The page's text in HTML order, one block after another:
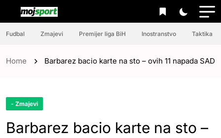
Fudbal Zmajevi Premijer liga BiH Inostranstvo Taktika
Home Barbarez bacio karte na sto – ovih 11 napada SAD
- Zmajevi
Barbarez bacio karte na sto –